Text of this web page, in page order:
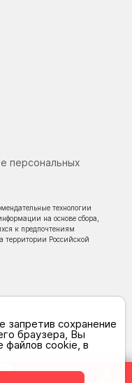
персональных
технологии
на основе сбора,
к предпочтениям
территории Российской
запретив сохранение
браузера, Вы
файлов cookie, в